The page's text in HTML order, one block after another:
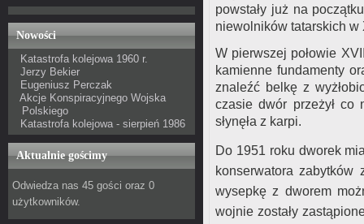
Nowości
Katastrofa kolejowa 1960 r.
Jerzy Bekier
Eugeniusz Perczak
Akcje Konspiracyjnego Wojska
Polskiego
Katastrofa kolejowa - sierpień 1986
Aktualnie gościmy
Odwiedza nas 45 gości oraz 0
użytkowników.
powstały już na
niewolników tatarskich w
W pierwszej połowie
kamienne fundamenty
znaleźć belkę z
czasie dwór przeżył
słynęła z karpi.
Do 1951 roku dworek
konserwatora zabytków
wysepkę z dworem
wojnie zostały